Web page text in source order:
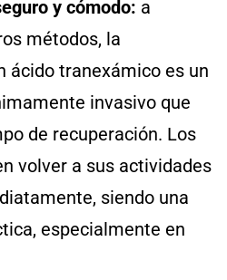
y cómodo: a
métodos, la
ácido tranexámico es un
invasivo que
de recuperación. Los
volver a sus actividades
siendo una
especialmente en